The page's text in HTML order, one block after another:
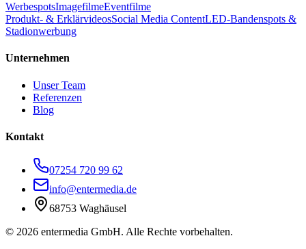
WerbespotsImagefilmeEventfilme
Produkt- & ErklärvideosSocial Media ContentLED-Bandenspots &
Stadionwerbung
Unternehmen
Unser Team
Referenzen
Blog
Kontakt
07254 720 99 62
info@entermedia.de
68753 Waghäusel
© 2026 entermedia GmbH. Alle Rechte vorbehalten.